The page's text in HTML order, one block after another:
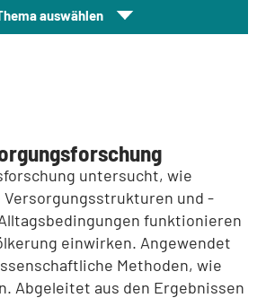
auswählen
untersucht, wie
und -
funktionieren
einwirken. Angewendet
Methoden, wie
Abgeleitet aus den Ergebnissen